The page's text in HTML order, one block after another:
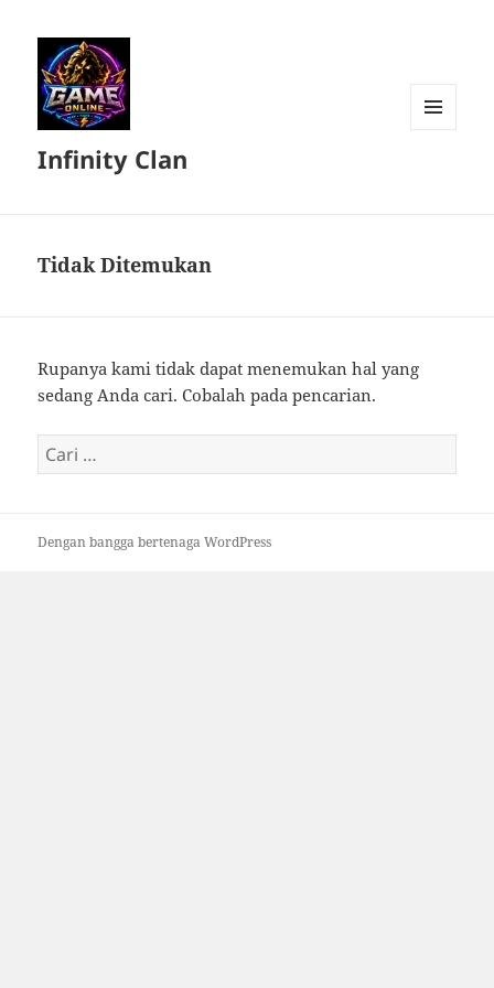
Infinity Clan
Tidak Ditemukan
Rupanya kami tidak dapat menemukan hal yang
sedang Anda cari. Cobalah pada pencarian.
Cari
untuk:
Dengan bangga bertenaga WordPress